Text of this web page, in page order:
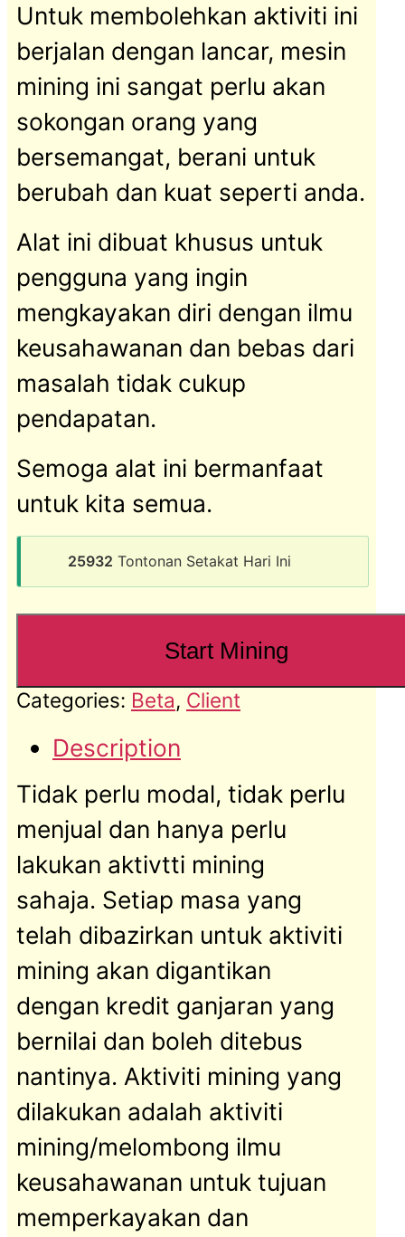
Untuk membolehkan aktiviti ini
berjalan dengan lancar, mesin
mining ini sangat perlu akan
sokongan orang yang
bersemangat, berani untuk
berubah dan kuat seperti anda.
Alat ini dibuat khusus untuk
pengguna yang ingin
mengkayakan diri dengan ilmu
keusahawanan dan bebas dari
masalah tidak cukup
pendapatan.
Semoga alat ini bermanfaat
untuk kita semua.
25932 Tontonan Setakat Hari Ini
Start Mining
Categories: Beta, Client
Description
Tidak perlu modal, tidak perlu
menjual dan hanya perlu
lakukan aktivtti mining
sahaja. Setiap masa yang
telah dibazirkan untuk aktiviti
mining akan digantikan
dengan kredit ganjaran yang
bernilai dan boleh ditebus
nantinya. Aktiviti mining yang
dilakukan adalah aktiviti
mining/melombong ilmu
keusahawanan untuk tujuan
memperkayakan dan